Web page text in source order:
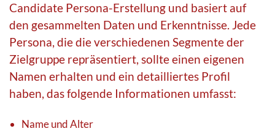
Candidate Persona-Erstellung und basiert auf
den gesammelten Daten und Erkenntnisse. Jede
Persona, die die verschiedenen Segmente der
Zielgruppe repräsentiert, sollte einen eigenen
Namen erhalten und ein detailliertes Profil
haben, das folgende Informationen umfasst:
Name und Alter